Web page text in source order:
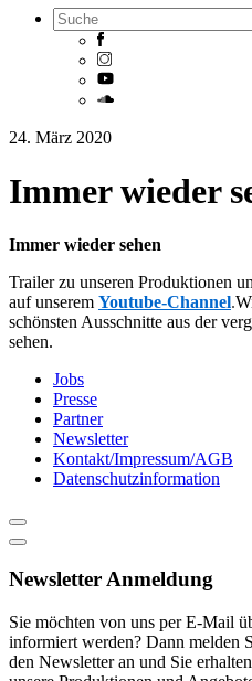
Skip
content
24. März 2020
Immer wieder
Immer wieder sehen
Trailer zu unseren Produktionen
auf unserem Youtube-Channel.
schönsten Ausschnitte aus der
sehen.
Jobs
Presse
Partner
Newsletter
Kontakt/Impressum/AGB
Datenschutzinformation
Newsletter Anmeldung
Sie möchten von uns per E-Mail
informiert werden? Dann melden
den Newsletter an und Sie